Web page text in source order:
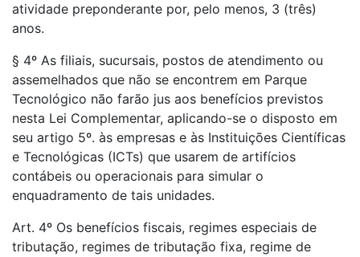
atividade preponderante por, pelo menos, 3 (três)
anos.
§ 4º As filiais, sucursais, postos de atendimento ou
assemelhados que não se encontrem em Parque
Tecnológico não farão jus aos benefícios previstos
nesta Lei Complementar, aplicando-se o disposto em
seu artigo 5º. às empresas e às Instituições Científicas
e Tecnológicas (ICTs) que usarem de artifícios
contábeis ou operacionais para simular o
enquadramento de tais unidades.
Art. 4º Os benefícios fiscais, regimes especiais de
tributação, regimes de tributação fixa, regime de